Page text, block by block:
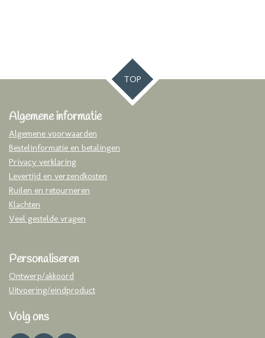
TOP
Algemene informatie
Algemene voorwaarden
Bestelinformatie en betalingen
Privacy verklaring
Levertijd en verzendkosten
Ruilen en retourneren
Klachten
Veel gestelde vragen
Personaliseren
Ontwerp/akkoord
Uitvoering/eindproduct
Volg ons